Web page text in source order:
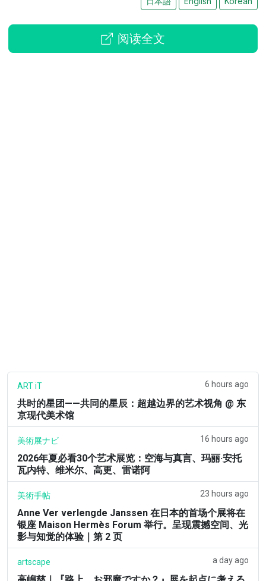
阅读全文
ART iT 6 hours ago
共时的星团——共同的星辰：超越边界的艺术视角 @ 东
京现代美术馆
美術展ナビ 16 hours ago
2026年夏必看30个艺术展览：空海与真言、玛丽·安托
瓦内特、维米尔、高更、雷诺阿
美術手帖 23 hours ago
Anne Ver verlengde Janssen 在日本的首场个展将在
银座 Maison Hermès Forum 举行。呈现震撼空间、光
影与知觉的体验｜第 2 页
artscape a day ago